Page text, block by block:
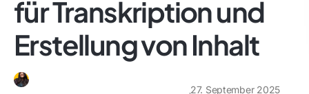
für Transkription und
Erstellung von Inhalt
27. September 2025